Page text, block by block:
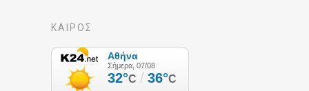
ΚΑΙΡΟΣ